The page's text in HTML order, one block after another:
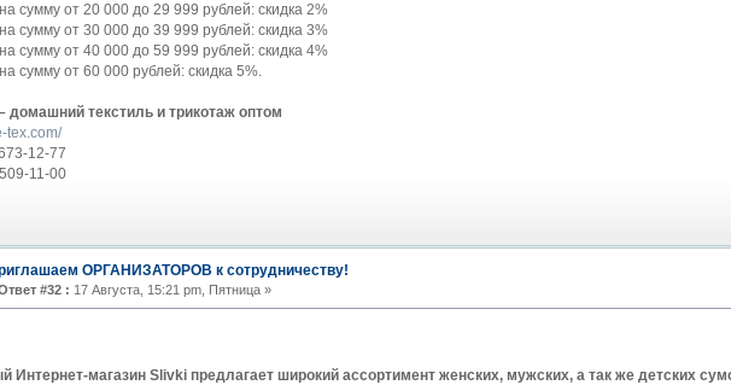
сумму от 20 000 до 29 999 рублей: скидка 2%
сумму от 30 000 до 39 999 рублей: скидка 3%
сумму от 40 000 до 59 999 рублей: скидка 4%
сумму от 60 000 рублей: скидка 5%.
домашний текстиль и трикотаж оптом
tex.com/
12-77
11-00
ОРГАНИЗАТОРОВ к сотрудничеству!
#32 : 17 Августа, 15:21 pm, Пятница »
Интернет-магазин Slivki предлагает широкий ассортимент женских, мужских, а так же детских